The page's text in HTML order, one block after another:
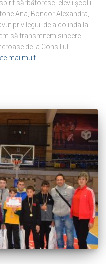
sărbătoresc, elevii școlii
Ana, Bondor Alexandra,
privilegiul de a colinda la
să transmitem sincere
de la Consiliul
mai mult…